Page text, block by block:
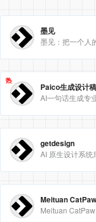
墨见
墨见：把一个人
热
Paico生成设计稿
AI一句话生成专
getdesign
Meituan CatPaw